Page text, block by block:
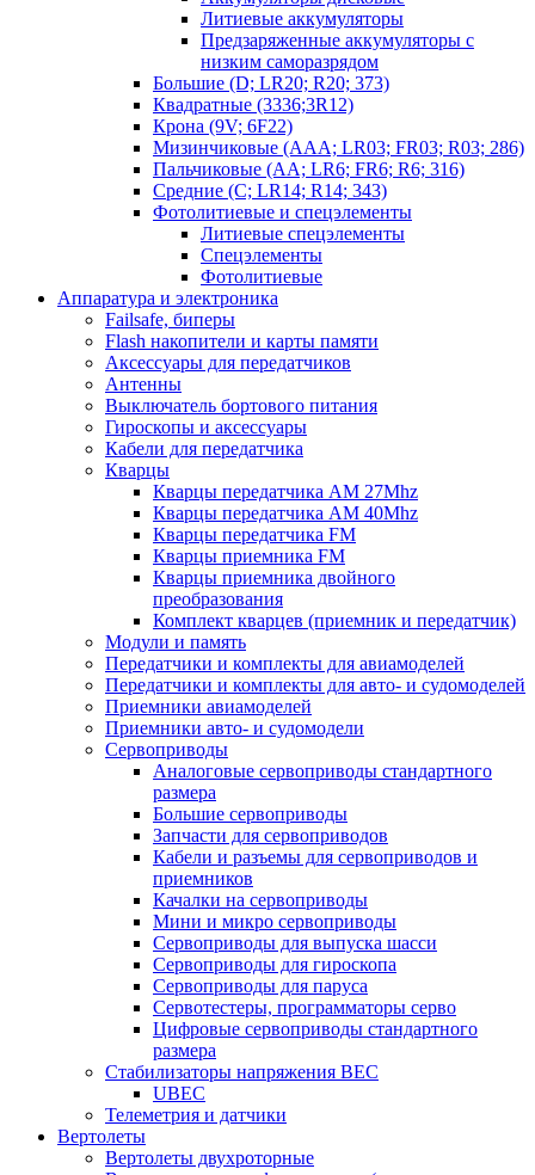
Литиевые аккумуляторы
Предзаряженные аккумуляторы с
низким саморазрядом
Большие (D; LR20; R20; 373)
Квадратные (3336;3R12)
Крона (9V; 6F22)
Мизинчиковые (AAA; LR03; FR03; R03; 286)
Пальчиковые (AA; LR6; FR6; R6; 316)
Средние (C; LR14; R14; 343)
Фотолитиевые и спецэлементы
Литиевые спецэлементы
Спецэлементы
Фотолитиевые
Аппаратура и электроника
Failsafe, биперы
Flash накопители и карты памяти
Аксессуары для передатчиков
Антенны
Выключатель бортового питания
Гироскопы и аксессуары
Кабели для передатчика
Кварцы
Кварцы передатчика AM 27Mhz
Кварцы передатчика AM 40Mhz
Кварцы передатчика FM
Кварцы приемника FM
Кварцы приемника двойного
преобразования
Комплект кварцев (приемник и передатчик)
Модули и память
Передатчики и комплекты для авиамоделей
Передатчики и комплекты для авто- и судомоделей
Приемники авиамоделей
Приемники авто- и судомодели
Сервоприводы
Аналоговые сервоприводы стандартного
размера
Большие сервоприводы
Запчасти для сервоприводов
Кабели и разъемы для сервоприводов и
приемников
Качалки на сервоприводы
Мини и микро сервоприводы
Сервоприводы для выпуска шасси
Сервоприводы для гироскопа
Сервоприводы для паруса
Сервотестеры, программаторы серво
Цифровые сервоприводы стандартного
размера
Стабилизаторы напряжения BEC
UBEC
Телеметрия и датчики
Вертолеты
Вертолеты двухроторные